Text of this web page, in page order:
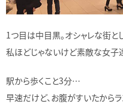
1つ目は中目黒。オシャレな街と
私ほどじゃないけど素敵な女子
駅から歩くこと3分…
早速だけど、お腹がすいたからラ